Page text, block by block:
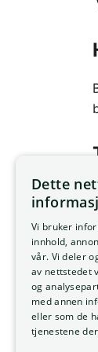
Dette
Vi bruker
innhold,
vår. Vi deler
av nettstedet
og
med annen
eller som de
tjenestene